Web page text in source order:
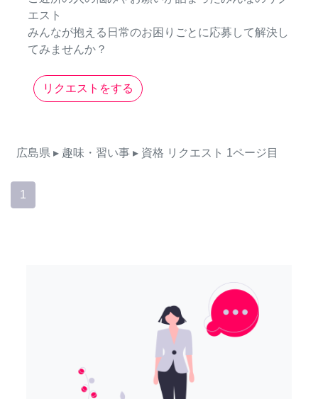
エスト
みんなが抱える日常のお困りごとに応募して解決し
てみませんか？
リクエストをする
広島県 ▸ 趣味・習い事 ▸ 資格 リクエスト 1ページ目
1